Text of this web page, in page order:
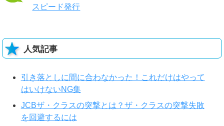
スピード発行
人気記事
引き落としに間に合わなかった！これだけはやって
はいけないNG集
JCBザ・クラスの突撃とは？ザ・クラスの突撃失敗
を回避するには